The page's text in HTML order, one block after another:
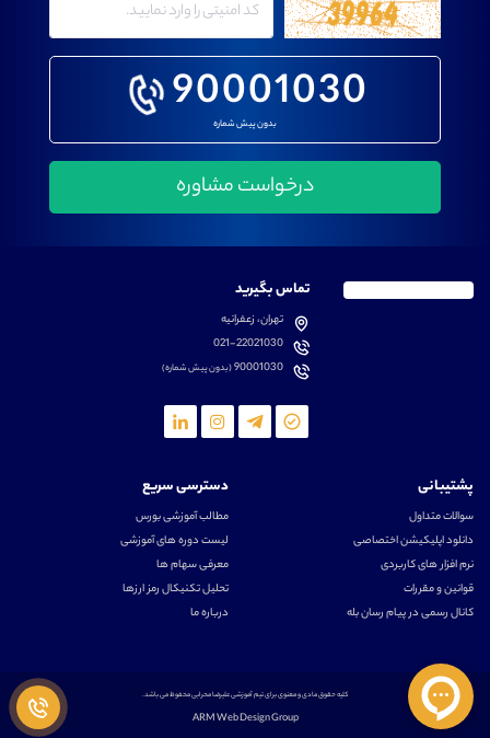
90001030
بدون پیش شماره
تماس بگیرید
تهران، زعفرانیه
021-22021030
90001030(بدون پیش شماره)
پشتیبانی
سوالات متداول
دانلود اپلیکیشن اختصاصی
نرم افزار های کاربردی
قوانین و مقررات
کانال رسمی در پیام رسان بله
دسترسی سریع
مطالب آموزشی بورس
لیست دوره های آموزشی
معرفی سهام ها
تحلیل تکنیکال رمز ارزها
درباره ما
کلیه حقوق مادی و معنوی برای تیم آموزشی علیرضا محرابی محفوظ می باشد.
ARM Web Design Group